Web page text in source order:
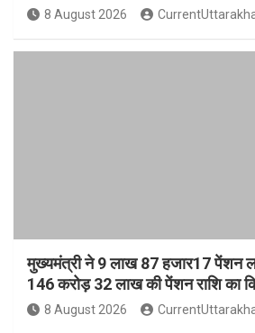
8 August 2026
मुख्यमंत्री ने 9 लाख 87 हजार17 पेंशन
146 करोड़ 32 लाख की पेंशन राशि का
8 August 2026